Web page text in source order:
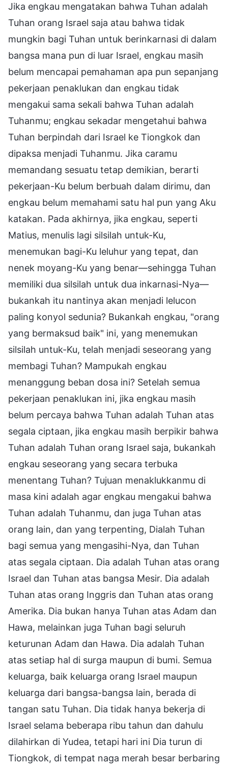
Jika engkau mengatakan bahwa Tuhan adalah
Tuhan orang Israel saja atau bahwa tidak
mungkin bagi Tuhan untuk berinkarnasi di dalam
bangsa mana pun di luar Israel, engkau masih
belum mencapai pemahaman apa pun sepanjang
pekerjaan penaklukan dan engkau tidak
mengakui sama sekali bahwa Tuhan adalah
Tuhanmu; engkau sekadar mengetahui bahwa
Tuhan berpindah dari Israel ke Tiongkok dan
dipaksa menjadi Tuhanmu. Jika caramu
memandang sesuatu tetap demikian, berarti
pekerjaan-Ku belum berbuah dalam dirimu, dan
engkau belum memahami satu hal pun yang Aku
katakan. Pada akhirnya, jika engkau, seperti
Matius, menulis lagi silsilah untuk-Ku,
menemukan bagi-Ku leluhur yang tepat, dan
nenek moyang-Ku yang benar—sehingga Tuhan
memiliki dua silsilah untuk dua inkarnasi-Nya—
bukankah itu nantinya akan menjadi lelucon
paling konyol sedunia? Bukankah engkau, "orang
yang bermaksud baik" ini, yang menemukan
silsilah untuk-Ku, telah menjadi seseorang yang
membagi Tuhan? Mampukah engkau
menanggung beban dosa ini? Setelah semua
pekerjaan penaklukan ini, jika engkau masih
belum percaya bahwa Tuhan adalah Tuhan atas
segala ciptaan, jika engkau masih berpikir bahwa
Tuhan adalah Tuhan orang Israel saja, bukankah
engkau seseorang yang secara terbuka
menentang Tuhan? Tujuan menaklukkanmu di
masa kini adalah agar engkau mengakui bahwa
Tuhan adalah Tuhanmu, dan juga Tuhan atas
orang lain, dan yang terpenting, Dialah Tuhan
bagi semua yang mengasihi-Nya, dan Tuhan
atas segala ciptaan. Dia adalah Tuhan atas orang
Israel dan Tuhan atas bangsa Mesir. Dia adalah
Tuhan atas orang Inggris dan Tuhan atas orang
Amerika. Dia bukan hanya Tuhan atas Adam dan
Hawa, melainkan juga Tuhan bagi seluruh
keturunan Adam dan Hawa. Dia adalah Tuhan
atas setiap hal di surga maupun di bumi. Semua
keluarga, baik keluarga orang Israel maupun
keluarga dari bangsa-bangsa lain, berada di
tangan satu Tuhan. Dia tidak hanya bekerja di
Israel selama beberapa ribu tahun dan dahulu
dilahirkan di Yudea, tetapi hari ini Dia turun di
Tiongkok, di tempat naga merah besar berbaring